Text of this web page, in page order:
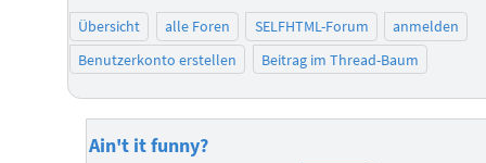
Übersicht alle Foren SELFHTML-Forum
anmelden
Benutzerkonto erstellen
Beitrag im Thread-Baum
Ain't it funny?